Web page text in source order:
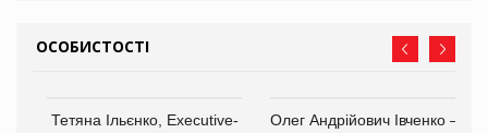
ОСОБИСТОСТІ
Тетяна Ільєнко, Executive-
Олег Андрійович Івченко —